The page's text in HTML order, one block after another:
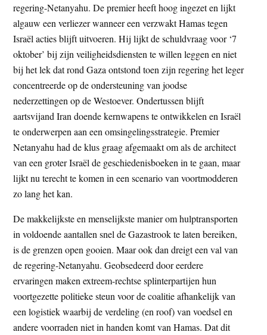
regering-Netanyahu. De premier heeft hoog ingezet en lijkt
algauw een verliezer wanneer een verzwakt Hamas tegen
Israël acties blijft uitvoeren. Hij lijkt de schuldvraag voor ‘7
oktober’ bij zijn veiligheidsdiensten te willen leggen en niet
bij het lek dat rond Gaza ontstond toen zijn regering het leger
concentreerde op de ondersteuning van joodse
nederzettingen op de Westoever. Ondertussen blijft
aartsvijand Iran doende kernwapens te ontwikkelen en Israël
te onderwerpen aan een omsingelingsstrategie. Premier
Netanyahu had de klus graag afgemaakt om als de architect
van een groter Israël de geschiedenisboeken in te gaan, maar
lijkt nu terecht te komen in een scenario van voortmodderen
zo lang het kan.
De makkelijkste en menselijkste manier om hulptransporten
in voldoende aantallen snel de Gazastrook te laten bereiken,
is de grenzen open gooien. Maar ook dan dreigt een val van
de regering-Netanyahu. Geobsedeerd door eerdere
ervaringen maken extreem-rechtse splinterpartijen hun
voortgezette politieke steun voor de coalitie afhankelijk van
een logistiek waarbij de verdeling (en roof) van voedsel en
andere voorraden niet in handen komt van Hamas. Dat dit